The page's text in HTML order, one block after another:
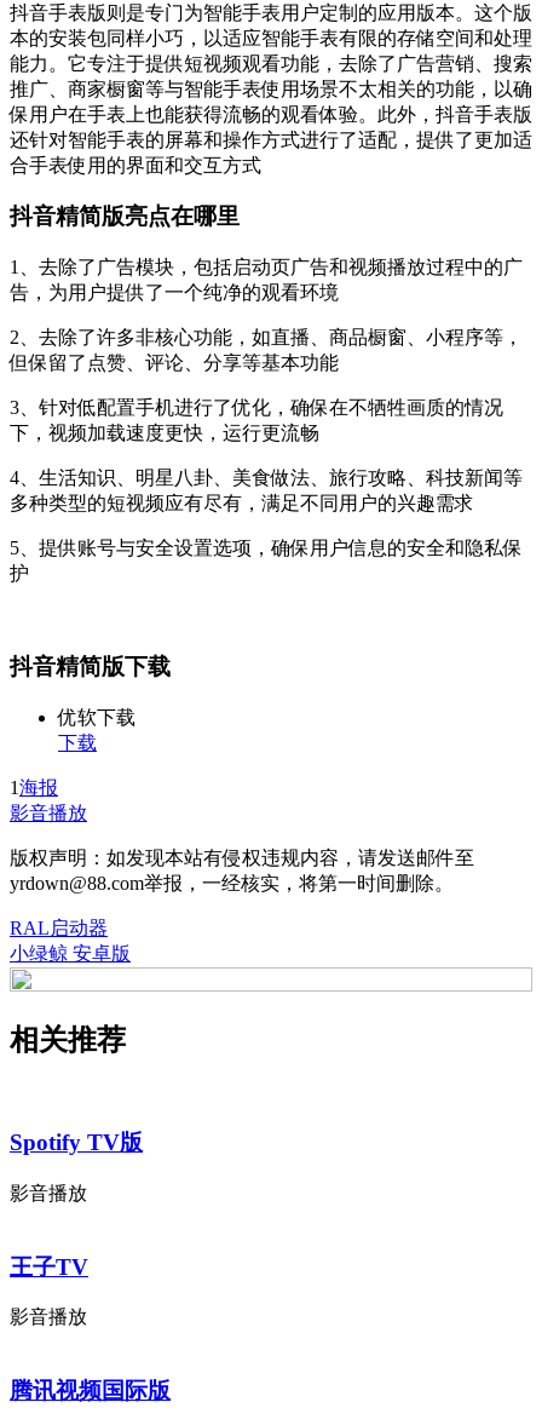
抖音手表版则是专门为智能手表用户定制的应用版本。这个版
本的安装包同样小巧，以适应智能手表有限的存储空间和处理
能力。它专注于提供短视频观看功能，去除了广告营销、搜索
推广、商家橱窗等与智能手表使用场景不太相关的功能，以确
保用户在手表上也能获得流畅的观看体验。此外，抖音手表版
还针对智能手表的屏幕和操作方式进行了适配，提供了更加适
合手表使用的界面和交互方式‌
抖音精简版亮点在哪里
1、去除了广告模块，包括启动页广告和视频播放过程中的广
告，为用户提供了一个纯净的观看环境
2、去除了许多非核心功能，如直播、商品橱窗、小程序等，
但保留了点赞、评论、分享等基本功能
3、针对低配置手机进行了优化，确保在不牺牲画质的情况
下，视频加载速度更快，运行更流畅
4、生活知识、明星八卦、美食做法、旅行攻略、科技新闻等
多种类型的短视频应有尽有，满足不同用户的兴趣需求
5、提供账号与安全设置选项，确保用户信息的安全和隐私保
护
抖音精简版下载
优软下载
下载
1海报
影音播放
版权声明：如发现本站有侵权违规内容，请发送邮件至
yrdown@88.com举报，一经核实，将第一时间删除。
RAL启动器
小绿鲸 安卓版
相关推荐
Spotify TV版
影音播放
王子TV
影音播放
腾讯视频国际版